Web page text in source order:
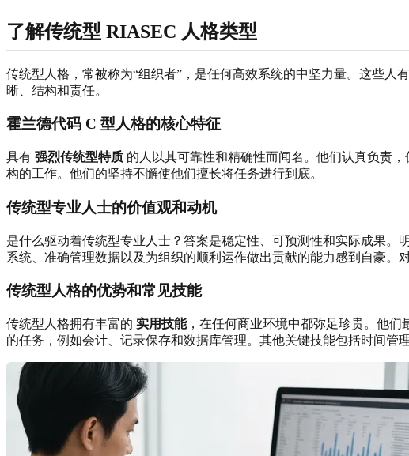
了解传统型 RIASEC 人格类型
传统型人格，常被称为“组织者”，是任何高效系统的中坚力量。这些
晰、结构和责任。
霍兰德代码 C 型人格的核心特征
具有 强烈传统型特质 的人以其可靠性和精确性而闻名。他们认真负责
构的工作。他们的坚持不懈使他们擅长将任务进行到底。
传统型专业人士的价值观和动机
是什么驱动着传统型专业人士？答案是稳定性、可预测性和实际成果
系统、准确管理数据以及为组织的顺利运作做出贡献的能力感到自豪。
传统型人格的优势和常见技能
传统型人格拥有丰富的 实用技能，在任何商业环境中都弥足珍贵。他们
的任务，例如会计、记录保存和数据库管理。其他关键技能包括时间管